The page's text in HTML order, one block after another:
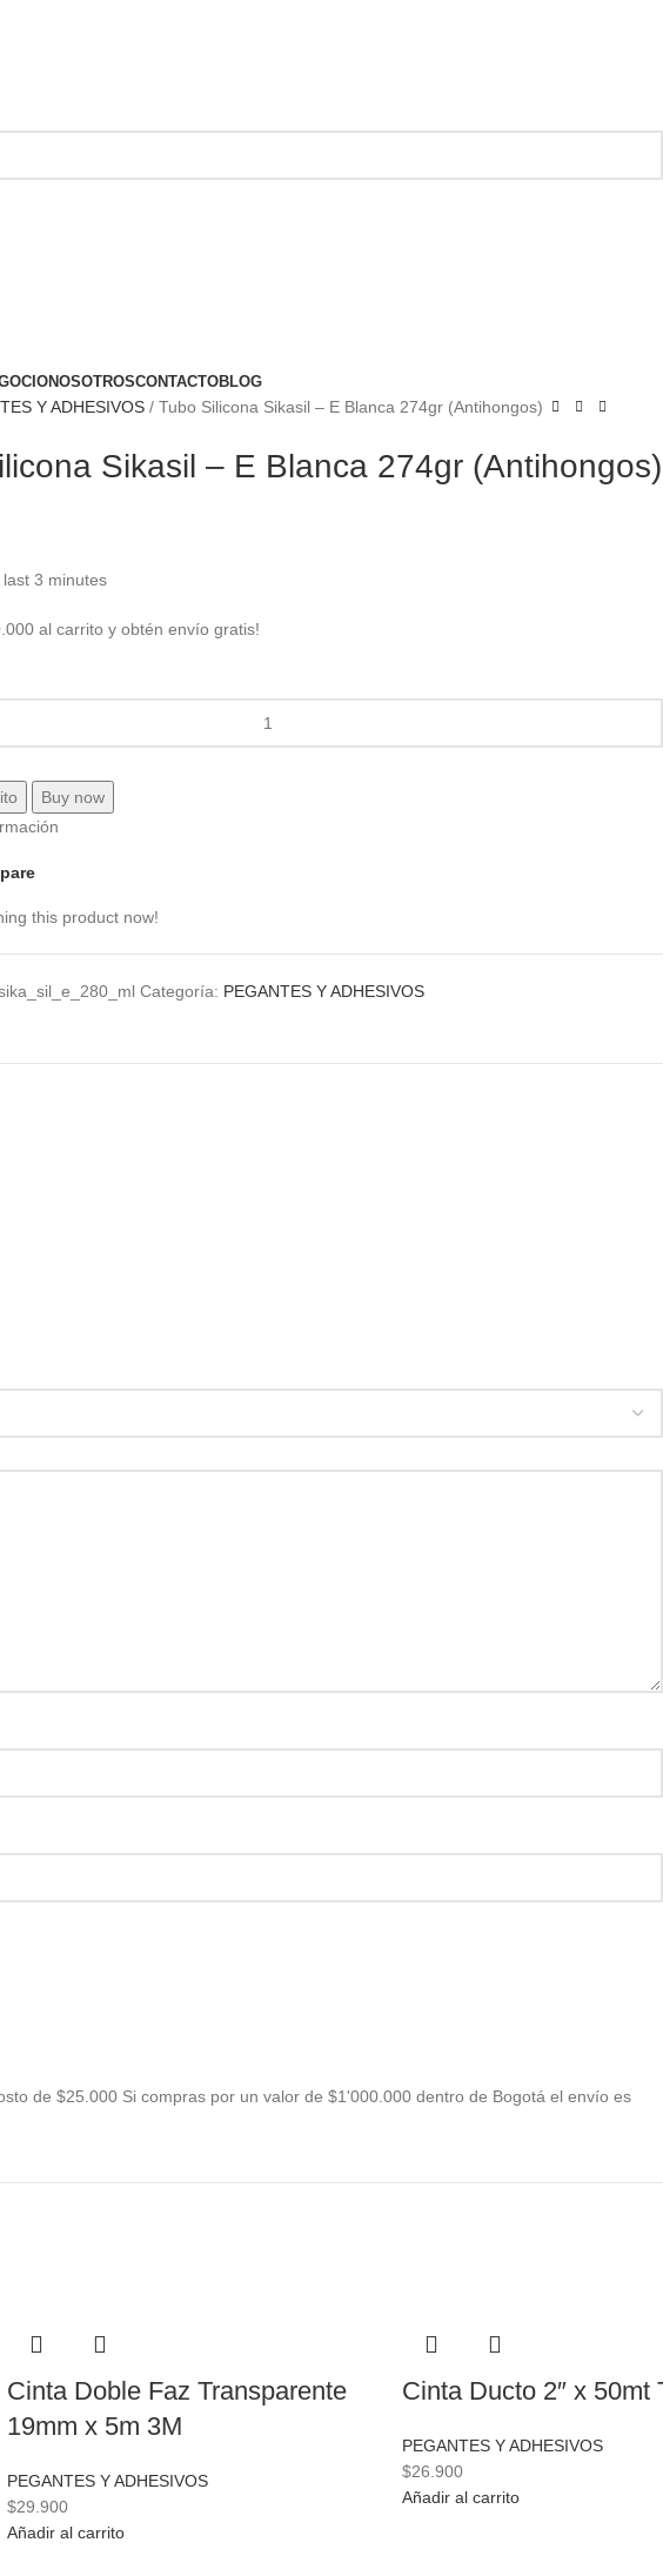
NOSOTROSCONTACTOBLOG
Y ADHESIVOS Tubo Silicona Sikasil – E Blanca 274gr (Antihongos)
Sikasil – E Blanca 274gr (Antihongos)
3 minutes
al carrito y obtén envío gratis!
Buy now
this product now!
Categoría: PEGANTES Y ADHESIVOS
de $25.000 Si compras por un valor de $1'000.000 dentro de Bogotá el envío es
Cinta Doble Faz Transparente
19mm x 5m 3M
PEGANTES Y ADHESIVOS
$29.900
Añadir al carrito
Cinta Ducto 2″ x 50mt
PEGANTES Y ADHESIVOS
$26.900
Añadir al carrito